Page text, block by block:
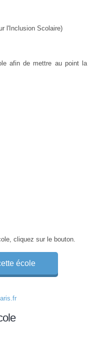
l'Inclusion Scolaire)
afin de mettre au point la
cliquez sur le bouton.
école